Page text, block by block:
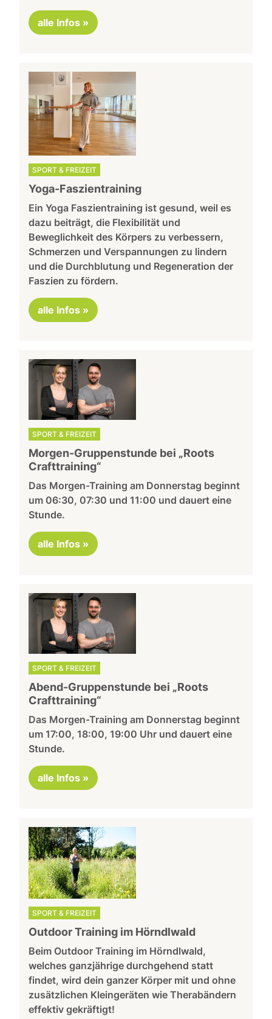
alle Infos »
SPORT & FREIZEIT
Yoga-Faszientraining
Ein Yoga Faszientraining ist gesund, weil es
dazu beiträgt, die Flexibilität und
Beweglichkeit des Körpers zu verbessern,
Schmerzen und Verspannungen zu lindern
und die Durchblutung und Regeneration der
Faszien zu fördern.
alle Infos »
SPORT & FREIZEIT
Morgen-Gruppenstunde bei „Roots
Crafttraining“
Das Morgen-Training am Donnerstag beginnt
um 06:30, 07:30 und 11:00 und dauert eine
Stunde.
alle Infos »
SPORT & FREIZEIT
Abend-Gruppenstunde bei „Roots
Crafttraining“
Das Morgen-Training am Donnerstag beginnt
um 17:00, 18:00, 19:00 Uhr und dauert eine
Stunde.
alle Infos »
SPORT & FREIZEIT
Outdoor Training im Hörndlwald
Beim Outdoor Training im Hörndlwald,
welches ganzjährige durchgehend statt
findet, wird dein ganzer Körper mit und ohne
zusätzlichen Kleingeräten wie Therabändern
effektiv gekräftigt!